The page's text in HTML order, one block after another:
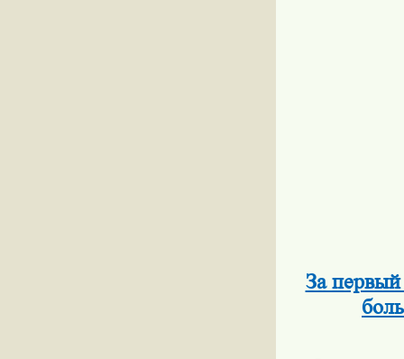
За первый